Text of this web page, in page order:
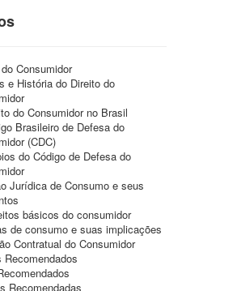
Consumidor
e História do Direito do
do Consumidor no Brasil
Brasileiro de Defesa do
(CDC)
do Código de Defesa do
Jurídica de Consumo e seus
básicos do consumidor
de consumo e suas implicações
Contratual do Consumidor
Recomendados
Recomendadas